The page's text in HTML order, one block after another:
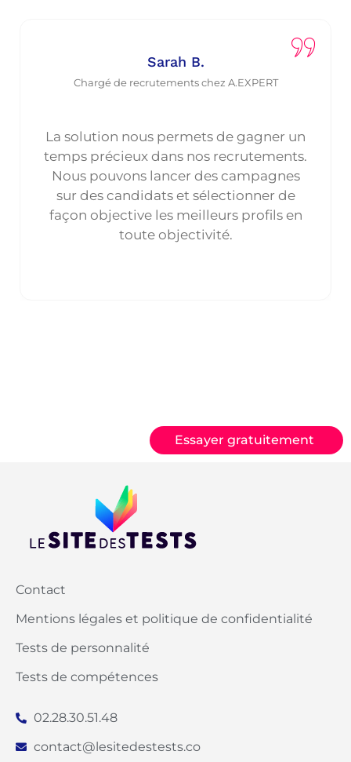
Sarah B.
Chargé de recrutements chez A.EXPERT
La solution nous permets de gagner un
temps précieux dans nos recrutements.
Nous pouvons lancer des campagnes
sur des candidats et sélectionner de
façon objective les meilleurs profils en
toute objectivité.
Essayer gratuitement
Contact
Mentions légales et politique de confidentialité
Tests de personnalité
Tests de compétences
02.28.30.51.48
contact@lesitedestests.co